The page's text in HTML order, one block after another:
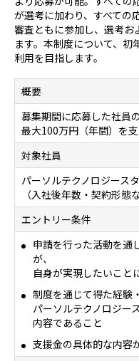
が選考に加わり、すべての
審査ともに参加し、選考お
ます。本制度について、
利用を目指します。
概要
募集期間に応募した社員
最大100万円（年間）を
対象社員
パーソルテクノロジース
（入社後年数・契約形態
エントリー条件
申請を行った活動を通
が、
自身が実現したいこと
制度を通じて得た経験
パーソルテクノロジー
内容であること
支援金の具体的な内容